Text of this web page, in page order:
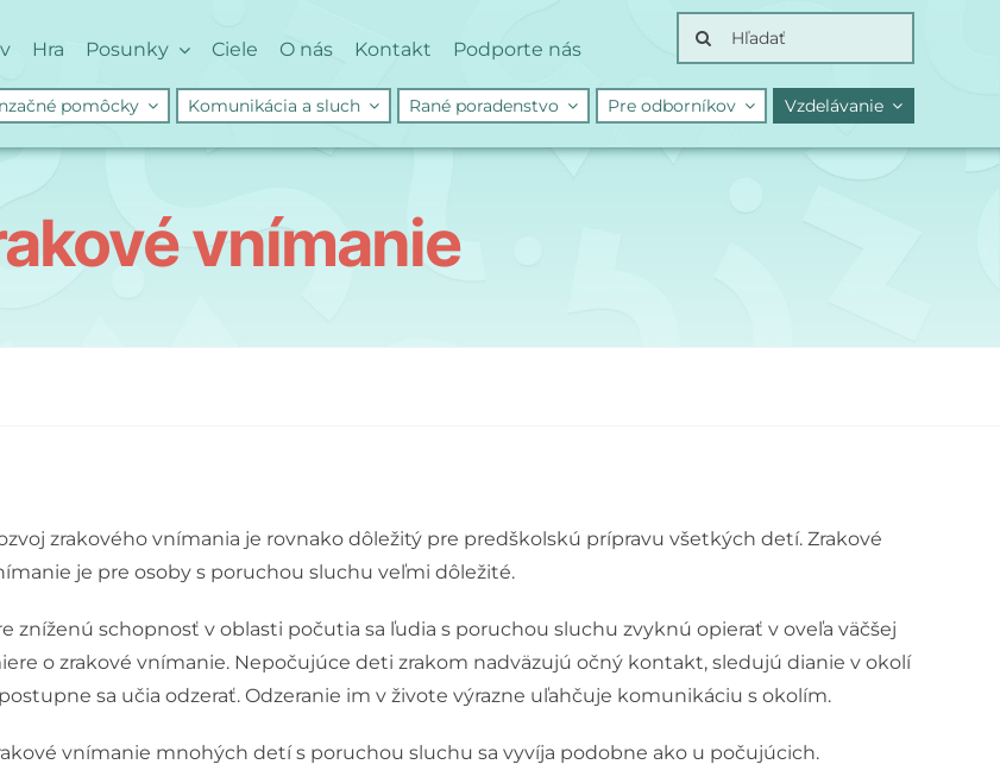
Hra Posunky Ciele O nás Kontakt Podporte nás
Search
for:
pomôcky Komunikácia a sluch Rané poradenstvo Pre odborníkov Vzdelávanie
vnímanie
zrakového vnímania je rovnako dôležitý pre predškolskú prípravu všetkých detí. Zrakové
je pre osoby s poruchou sluchu veľmi dôležité.
zníženú schopnosť v oblasti počutia sa ľudia s poruchou sluchu zvyknú opierať v oveľa väčšej
o zrakové vnímanie. Nepočujúce deti zrakom nadväzujú očný kontakt, sledujú dianie v okolí
sa učia odzerať. Odzeranie im v živote výrazne uľahčuje komunikáciu s okolím.
vnímanie mnohých detí s poruchou sluchu sa vyvíja podobne ako u počujúcich.